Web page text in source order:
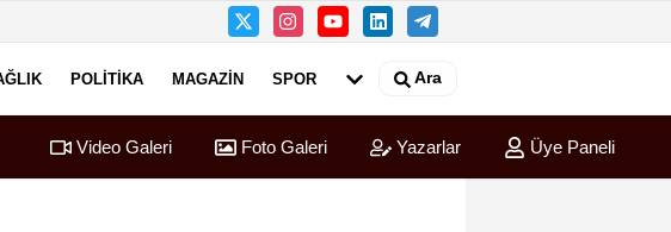
POLITIKA MAGAZIN SPOR Ara
Video Galeri Foto Galeri Yazarlar Üye Paneli